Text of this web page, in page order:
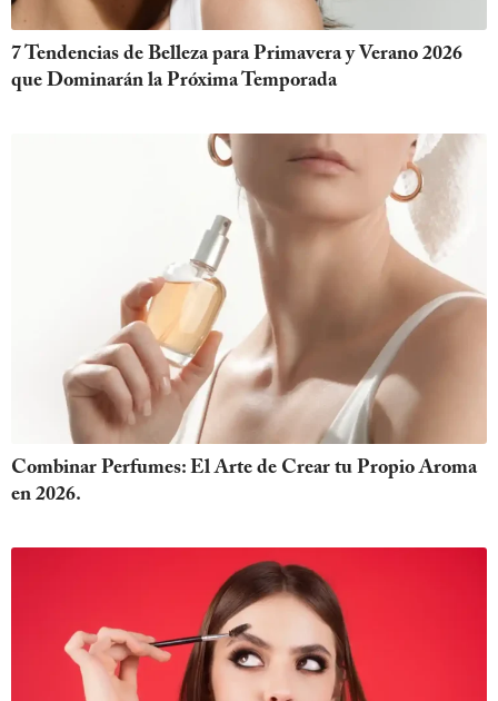
7 Tendencias de Belleza para Primavera y Verano 2026
que Dominarán la Próxima Temporada
Combinar Perfumes: El Arte de Crear tu Propio Aroma
en 2026.